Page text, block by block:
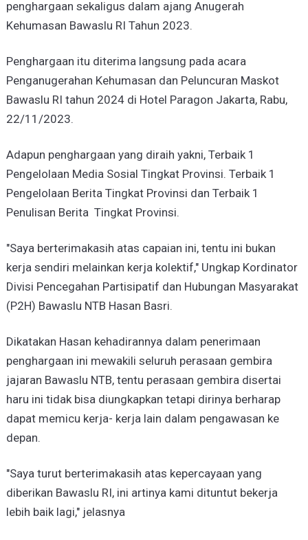
penghargaan sekaligus dalam ajang Anugerah
Kehumasan Bawaslu RI Tahun 2023.
Penghargaan itu diterima langsung pada acara
Penganugerahan Kehumasan dan Peluncuran Maskot
Bawaslu RI tahun 2024 di Hotel Paragon Jakarta, Rabu,
22/11/2023.
Adapun penghargaan yang diraih yakni, Terbaik 1
Pengelolaan Media Sosial Tingkat Provinsi. Terbaik 1
Pengelolaan Berita Tingkat Provinsi dan Terbaik 1
Penulisan Berita Tingkat Provinsi.
"Saya berterimakasih atas capaian ini, tentu ini bukan
kerja sendiri melainkan kerja kolektif," Ungkap Kordinator
Divisi Pencegahan Partisipatif dan Hubungan Masyarakat
(P2H) Bawaslu NTB Hasan Basri.
Dikatakan Hasan kehadirannya dalam penerimaan
penghargaan ini mewakili seluruh perasaan gembira
jajaran Bawaslu NTB, tentu perasaan gembira disertai
haru ini tidak bisa diungkapkan tetapi dirinya berharap
dapat memicu kerja- kerja lain dalam pengawasan ke
depan.
"Saya turut berterimakasih atas kepercayaan yang
diberikan Bawaslu RI, ini artinya kami dituntut bekerja
lebih baik lagi," jelasnya